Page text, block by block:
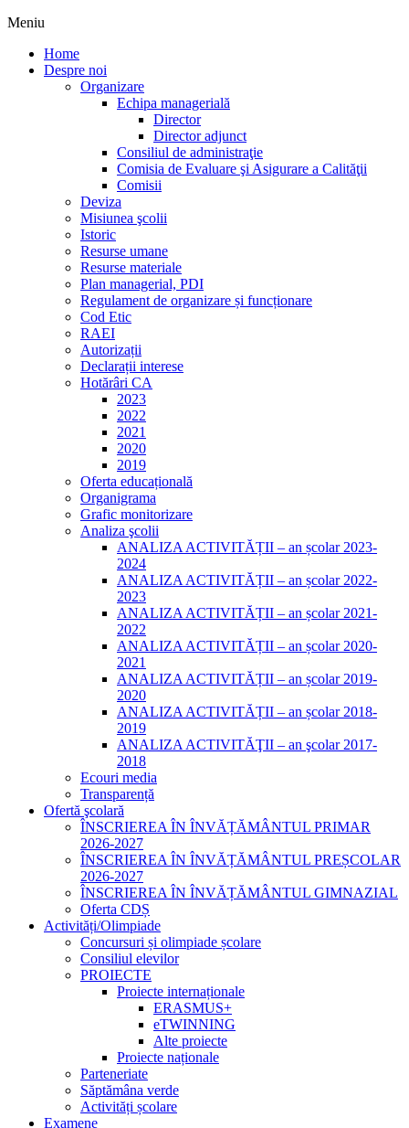
Meniu
Home
Despre noi
Organizare
Echipa managerială
Director
Director adjunct
Consiliul de administraţie
Comisia de Evaluare şi Asigurare a Calităţii
Comisii
Deviza
Misiunea şcolii
Istoric
Resurse umane
Resurse materiale
Plan managerial, PDI
Regulament de organizare și funcționare
Cod Etic
RAEI
Autorizații
Declarații interese
Hotărâri CA
2023
2022
2021
2020
2019
Oferta educațională
Organigrama
Grafic monitorizare
Analiza şcolii
ANALIZA ACTIVITĂȚII – an școlar 2023-
2024
ANALIZA ACTIVITĂȚII – an școlar 2022-
2023
ANALIZA ACTIVITĂȚII – an școlar 2021-
2022
ANALIZA ACTIVITĂȚII – an școlar 2020-
2021
ANALIZA ACTIVITĂȚII – an școlar 2019-
2020
ANALIZA ACTIVITĂȚII – an școlar 2018-
2019
ANALIZA ACTIVITĂŢII – an şcolar 2017-
2018
Ecouri media
Transparență
Ofertă şcolară
ÎNSCRIEREA ÎN ÎNVĂȚĂMÂNTUL PRIMAR
2026-2027
ÎNSCRIEREA ÎN ÎNVĂȚĂMÂNTUL PREȘCOLAR
2026-2027
ÎNSCRIEREA ÎN ÎNVĂȚĂMÂNTUL GIMNAZIAL
Oferta CDȘ
Activități/Olimpiade
Concursuri și olimpiade școlare
Consiliul elevilor
PROIECTE
Proiecte internaționale
ERASMUS+
eTWINNING
Alte proiecte
Proiecte naționale
Parteneriate
Săptămâna verde
Activități școlare
Examene